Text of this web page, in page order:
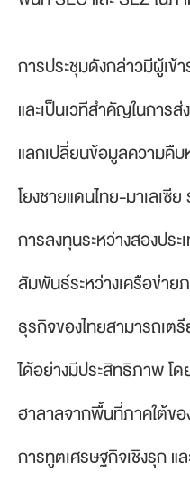
การประชุมดังกล่าวมีผู้เข้
และเป็นเวทีสำคัญในการส่
แลกเปลี่ยนข้อมูลความคืบ
โยงชายแดนไทย-มาเลเซี
การลงทุนระหว่างสองปร
สัมพันธ์ระหว่างเครือข่าย
ธุรกิจของไทยสามารถเต
ได้อย่างมีประสิทธิภาพ โ
ฮาลาลจากพื้นที่ภาคใต้ข
การทูตเศรษฐกิจเชิงรุก แ